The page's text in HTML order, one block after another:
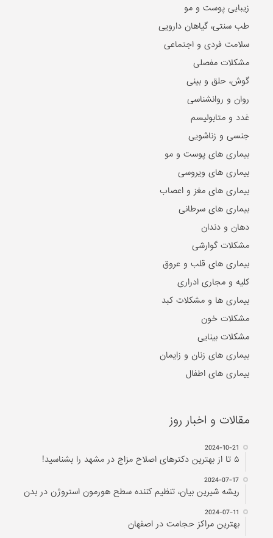
زیبایی پوست و مو
طب سنتی، گیاهان دارویی
سلامت فردی و اجتماعی
مشکلات مفصلی
گوش، حلق و بینی
روان و روانشناسی
غدد و متابولیسم
جنسی و زناشویی
بیماری های پوست و مو
بیماری های ویروسی
بیماری های مغز و اعصاب
بیماری های سرطانی
دهان و دندان
مشکلات گوارشی
بیماری های قلب و عروق
کلیه و مجاری ادراری
بیماری ها و مشکلات کبد
مشکلات خون
مشکلات بینایی
بیماری های زنان و زایمان
بیماری های اطفال
مقالات و اخبار روز
2024-10-21
۵ تا از بهترین دکتر‌های اصلاح مزاج در مشهد را بشناسید!
2024-07-17
ریشه شیرین بیان، تنظیم کننده سطح هورمون استروژن در بدن
2024-07-11
بهترین مراکز حجامت در اصفهان